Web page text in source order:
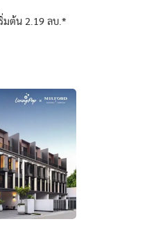
มต้น 2.19 ลบ.*